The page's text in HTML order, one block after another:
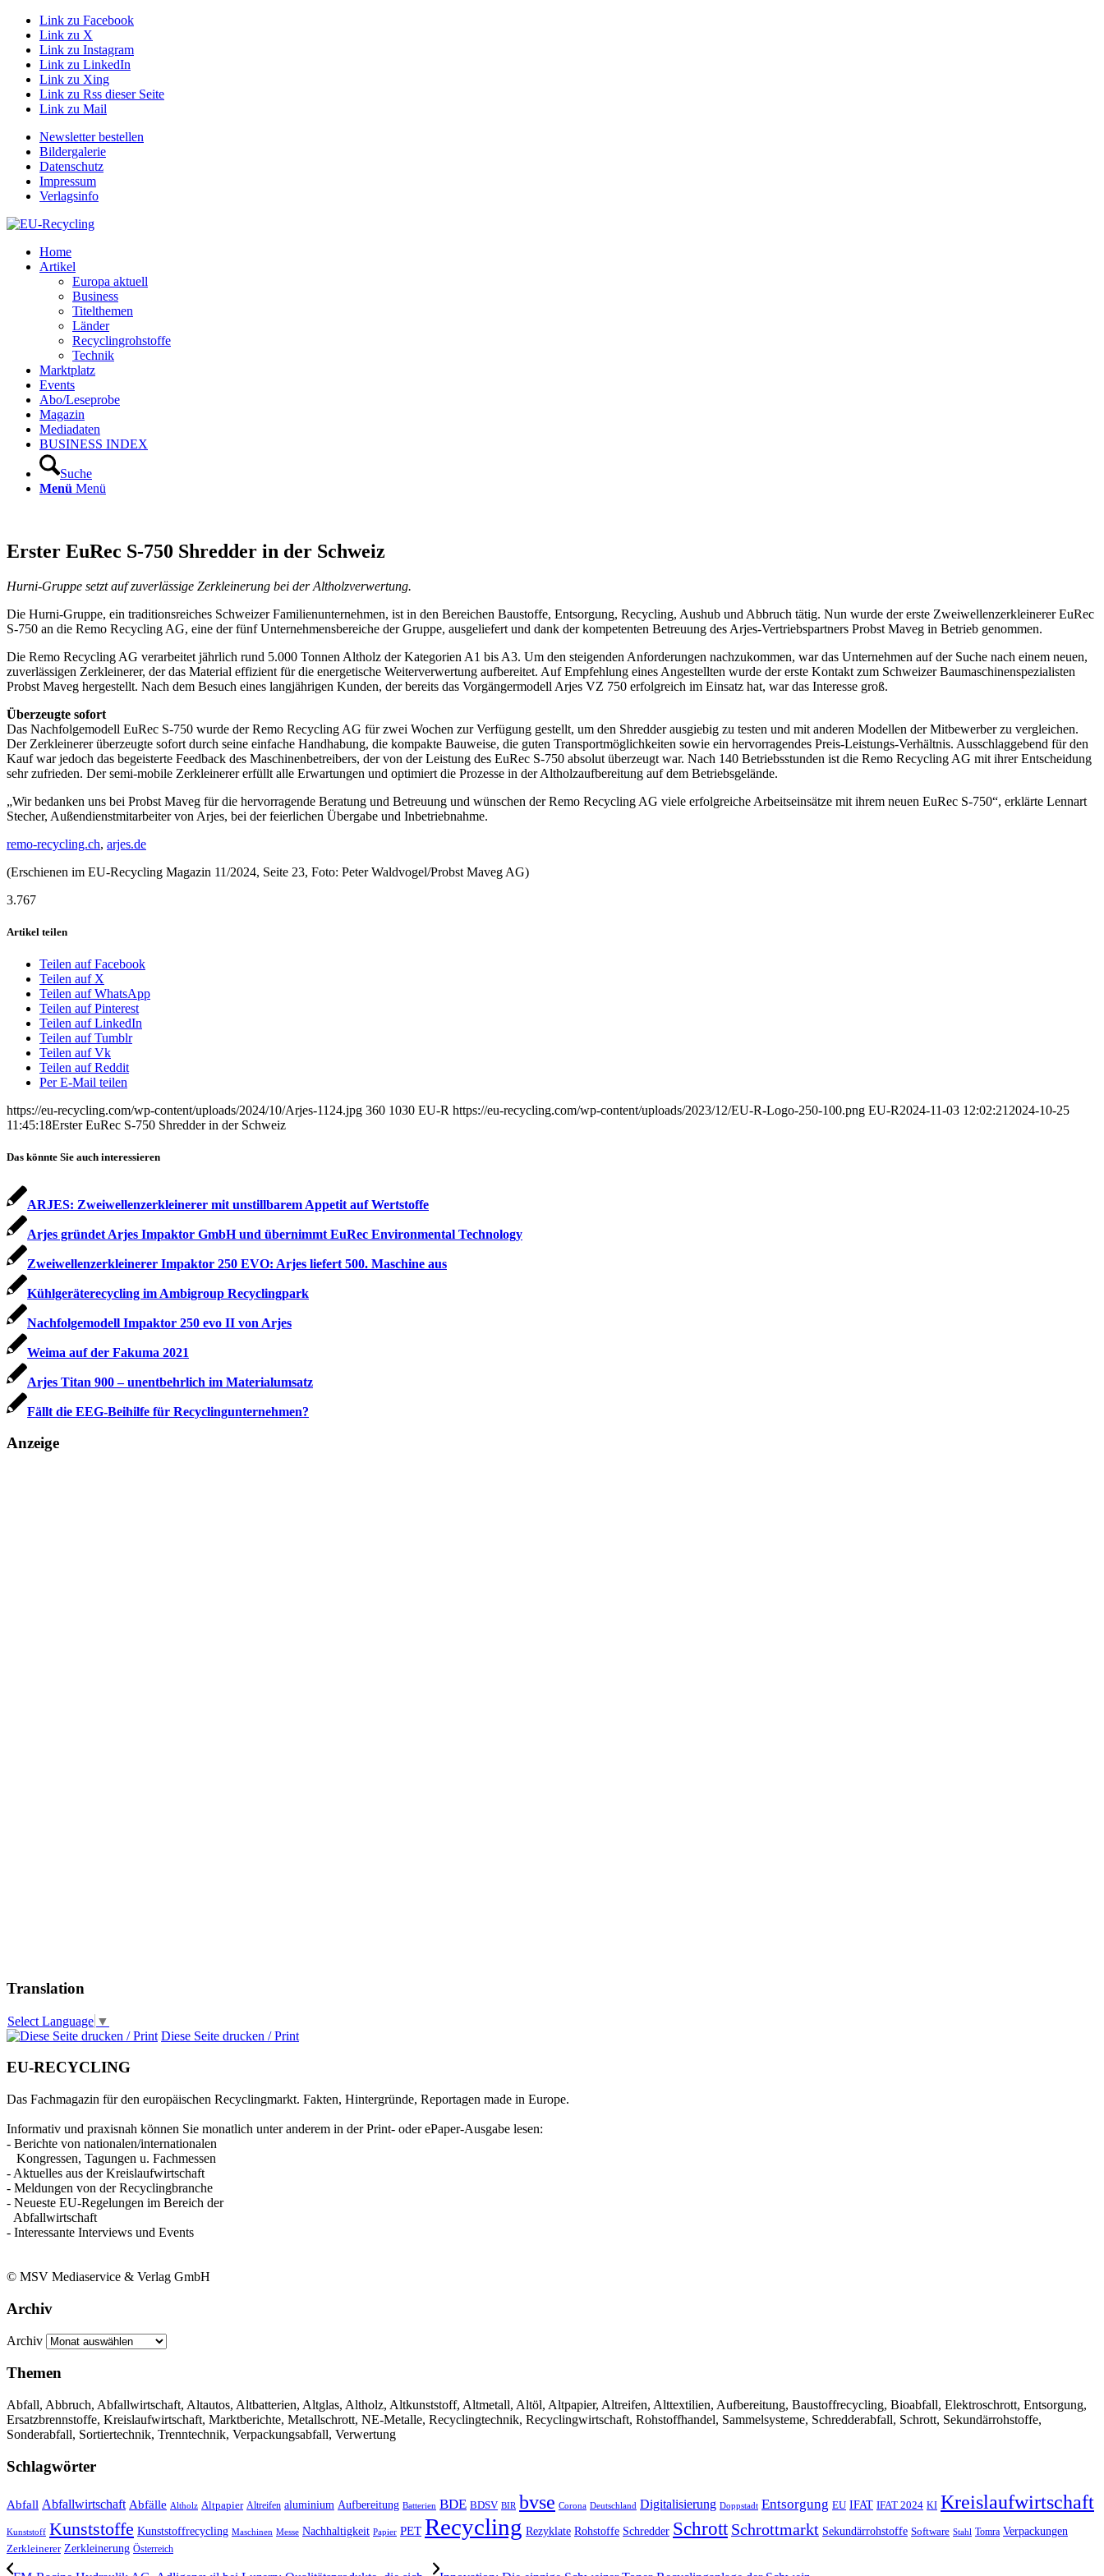
Link zu Facebook
Link zu X
Link zu Instagram
Link zu LinkedIn
Link zu Xing
Link zu Rss dieser Seite
Link zu Mail
Newsletter bestellen
Bildergalerie
Datenschutz
Impressum
Verlagsinfo
Home
Artikel
Europa aktuell
Business
Titelthemen
Länder
Recyclingrohstoffe
Technik
Marktplatz
Events
Abo/Leseprobe
Magazin
Mediadaten
BUSINESS INDEX
Suche
Menü Menü
Erster EuRec S-750 Shredder in der Schweiz
Hurni-Gruppe setzt auf zuverlässige Zerkleinerung bei der Altholzverwertung.
Die Hurni-Gruppe, ein traditionsreiches Schweizer Familienunternehmen, ist in den Bereichen Baustoffe, Entsorgung, Recycling, Aushub und Abbruch tätig. Nun wurde der erste Zweiwellenzerkleinerer EuRec
S-750 an die Remo Recycling AG, eine der fünf Unternehmensbereiche der Gruppe, ausgeliefert und dank der kompetenten Betreuung des Arjes-Vertriebspartners Probst Maveg in Betrieb genommen.
Die Remo Recycling AG verarbeitet jährlich rund 5.000 Tonnen Altholz der Kategorien A1 bis A3. Um den steigenden Anforderungen nachzukommen, war das Unternehmen auf der Suche nach einem neuen,
zuverlässigen Zerkleinerer, der das Material effizient für die energetische Weiterverwertung aufbereitet. Auf Empfehlung eines Angestellten wurde der erste Kontakt zum Schweizer Baumaschinenspezialisten
Probst Maveg hergestellt. Nach dem Besuch eines langjährigen Kunden, der bereits das Vorgängermodell Arjes VZ 750 erfolgreich im Einsatz hat, war das Interesse groß.
Überzeugte sofort
Das Nachfolgemodell EuRec S-750 wurde der Remo Recycling AG für zwei Wochen zur Verfügung gestellt, um den Shredder ausgiebig zu testen und mit anderen Modellen der Mitbewerber zu vergleichen.
Der Zerkleinerer überzeugte sofort durch seine einfache Handhabung, die kompakte Bauweise, die guten Transportmöglichkeiten sowie ein hervorragendes Preis-Leistungs-Verhältnis. Ausschlaggebend für den
Kauf war jedoch das begeisterte Feedback des Maschinenbetreibers, der von der Leistung des EuRec S-750 absolut überzeugt war. Nach 140 Betriebsstunden ist die Remo Recycling AG mit ihrer Entscheidung
sehr zufrieden. Der semi-mobile Zerkleinerer erfüllt alle Erwartungen und optimiert die Prozesse in der Altholzaufbereitung auf dem Betriebsgelände.
„Wir bedanken uns bei Probst Maveg für die hervorragende Beratung und Betreuung und wünschen der Remo Recycling AG viele erfolgreiche Arbeitseinsätze mit ihrem neuen EuRec S-750“, erklärte Lennart
Stecher, Außendienstmitarbeiter von Arjes, bei der feierlichen Übergabe und Inbetriebnahme.
remo-recycling.ch, arjes.de
(Erschienen im EU-Recycling Magazin 11/2024, Seite 23, Foto: Peter Waldvogel/Probst Maveg AG)
3.767
Artikel teilen
Teilen auf Facebook
Teilen auf X
Teilen auf WhatsApp
Teilen auf Pinterest
Teilen auf LinkedIn
Teilen auf Tumblr
Teilen auf Vk
Teilen auf Reddit
Per E-Mail teilen
https://eu-recycling.com/wp-content/uploads/2024/10/Arjes-1124.jpg 360 1030 EU-R https://eu-recycling.com/wp-content/uploads/2023/12/EU-R-Logo-250-100.png EU-R2024-11-03 12:02:21 2024-10-25
11:45:18Erster EuRec S-750 Shredder in der Schweiz
Das könnte Sie auch interessieren
ARJES: Zweiwellenzerkleinerer mit unstillbarem Appetit auf Wertstoffe
Arjes gründet Arjes Impaktor GmbH und übernimmt EuRec Environmental Technology
Zweiwellenzerkleinerer Impaktor 250 EVO: Arjes liefert 500. Maschine aus
Kühlgeräterecycling im Ambigroup Recyclingpark
Nachfolgemodell Impaktor 250 evo II von Arjes
Weima auf der Fakuma 2021
Arjes Titan 900 – unentbehrlich im Materialumsatz
Fällt die EEG-Beihilfe für Recyclingunternehmen?
Anzeige
Translation
Select Language ▼
Diese Seite drucken / Print
EU-RECYCLING
Das Fachmagazin für den europäischen Recyclingmarkt. Fakten, Hintergründe, Reportagen made in Europe.
Informativ und praxisnah können Sie monatlich unter anderem in der Print- oder ePaper-Ausgabe lesen:
- Berichte von nationalen/internationalen
Kongressen, Tagungen u. Fachmessen
- Aktuelles aus der Kreislaufwirtschaft
- Meldungen von der Recyclingbranche
- Neueste EU-Regelungen im Bereich der
Abfallwirtschaft
- Interessante Interviews und Events
© MSV Mediaservice & Verlag GmbH
Archiv
Archiv
Themen
Abfall, Abbruch, Abfallwirtschaft, Altautos, Altbatterien, Altglas, Altholz, Altkunststoff, Altmetall, Altöl, Altpapier, Altreifen, Alttextilien, Aufbereitung, Baustoffrecycling, Bioabfall, Elektroschrott, Entsorgung,
Ersatzbrennstoffe, Kreislaufwirtschaft, Marktberichte, Metallschrott, NE-Metalle, Recyclingtechnik, Recyclingwirtschaft, Rohstoffhandel, Sammelsysteme, Schredderabfall, Schrott, Sekundärrohstoffe,
Sonderabfall, Sortiertechnik, Trenntechnik, Verpackungsabfall, Verwertung
Schlagwörter
Abfall Abfallwirtschaft Abfälle Altholz Altpapier Altreifen aluminium Aufbereitung Batterien BDE BDSV BIR bvse Corona Deutschland Digitalisierung Doppstadt Entsorgung EU IFAT IFAT 2024 KI Kreislaufwirtschaft
Kunststoff Kunststoffe Kunststoffrecycling Maschinen Messe Nachhaltigkeit Papier PET Recycling Rezyklate Rohstoffe Schredder Schrott Schrottmarkt Sekundärrohstoffe Software Stahl Tomra Verpackungen
Zerkleinerer Zerkleinerung Österreich